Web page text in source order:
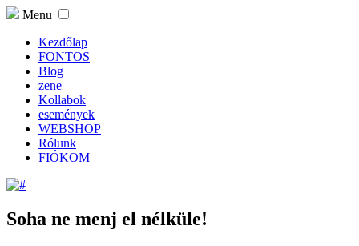
Menu
Kezdőlap
FONTOS
Blog
zene
Kollabok
események
WEBSHOP
Rólunk
FIÓKOM
Soha ne menj el nélküle!